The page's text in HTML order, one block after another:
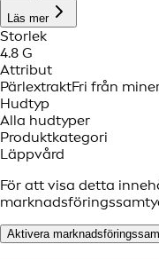
Läs mer
Storlek
4.8 G
Attribut
PärlextraktFri från
Hudtyp
Alla hudtyper
Produktkategori
Läppvård
För att visa detta
Aktivera